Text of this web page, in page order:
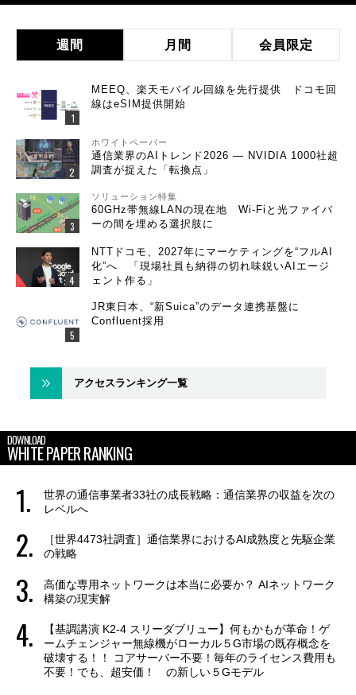
週間 月間 会員限定
MEEQ、楽天モバイル回線を先行提供 ドコモ回
線はeSIM提供開始
ホワイトペーパー
通信業界のAIトレンド2026 ― NVIDIA 1000社超
調査が捉えた「転換点」
ソリューション特集
60GHz帯無線LANの現在地 Wi-Fiと光ファイバ
ーの間を埋める選択肢に
NTTドコモ、2027年にマーケティングを“フルAI
化”へ 「現場社員も納得の切れ味鋭いAIエージ
ェント作る」
JR東日本、“新Suica”のデータ連携基盤に
Confluent採用
アクセスランキング一覧
DOWNLOAD
WHITE PAPER RANKING
世界の通信事業者33社の成長戦略：通信業界の収益を次の
レベルへ
［世界4473社調査］通信業界におけるAI成熟度と先駆企業
の戦略
高価な専用ネットワークは本当に必要か？ AIネットワーク
構築の現実解
【基調講演 K2-4 スリーダブリュー】何もかもが革命！ゲ
ームチェンジャー無線機がローカル５G市場の既存概念を
破壊する！！ コアサーバー不要！毎年のライセンス費用も
不要！でも、超安価！ の新しい５Gモデル